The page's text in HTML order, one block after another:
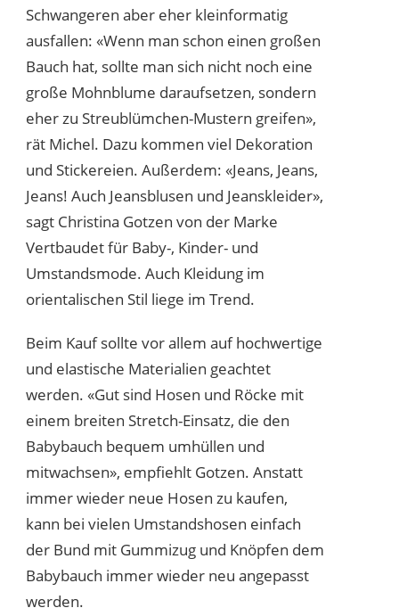
Schwangeren aber eher kleinformatig
ausfallen: «Wenn man schon einen großen
Bauch hat, sollte man sich nicht noch eine
große Mohnblume daraufsetzen, sondern
eher zu Streublümchen-Mustern greifen»,
rät Michel. Dazu kommen viel Dekoration
und Stickereien. Außerdem: «Jeans, Jeans,
Jeans! Auch Jeansblusen und Jeanskleider»,
sagt Christina Gotzen von der Marke
Vertbaudet für Baby-, Kinder- und
Umstandsmode. Auch Kleidung im
orientalischen Stil liege im Trend.
Beim Kauf sollte vor allem auf hochwertige
und elastische Materialien geachtet
werden. «Gut sind Hosen und Röcke mit
einem breiten Stretch-Einsatz, die den
Babybauch bequem umhüllen und
mitwachsen», empfiehlt Gotzen. Anstatt
immer wieder neue Hosen zu kaufen,
kann bei vielen Umstandshosen einfach
der Bund mit Gummizug und Knöpfen dem
Babybauch immer wieder neu angepasst
werden.